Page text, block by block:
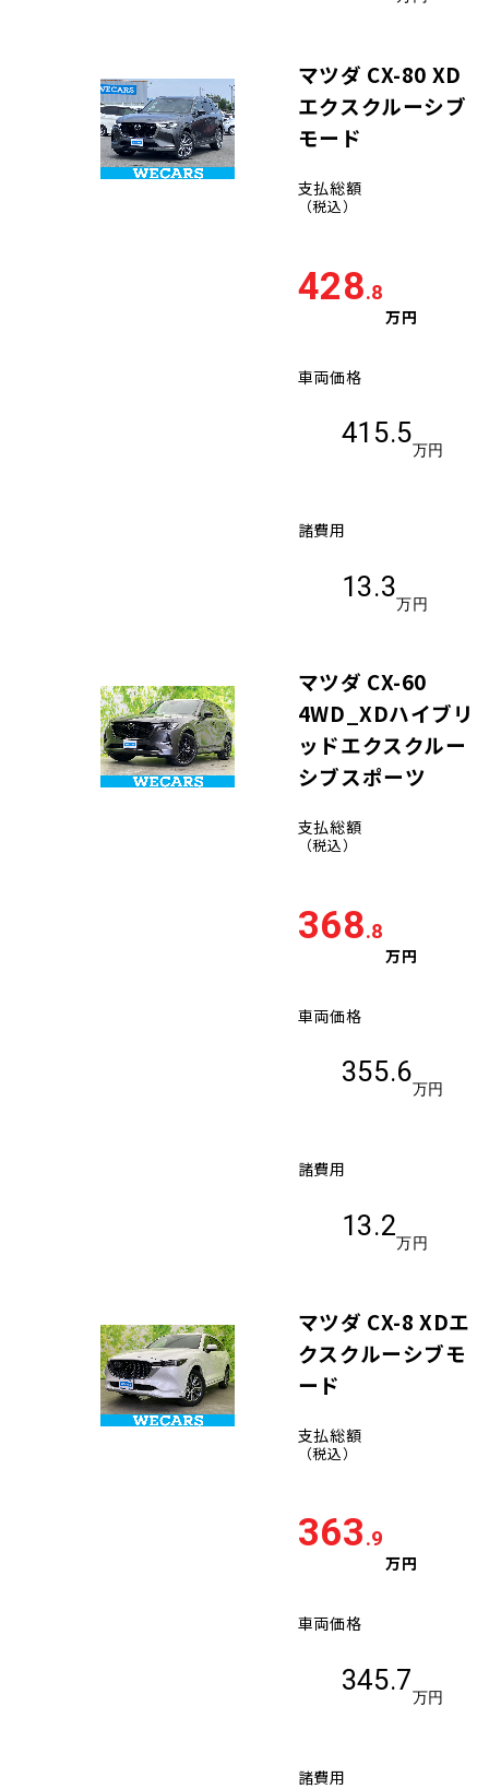
マツダ CX-80 XD
エクスクルーシブ
モード
支払総額
（税込）
428.8
万円
車両価格
415.5
万円
諸費用
13.3
万円
マツダ CX-60
4WD_XDハイブリ
ッドエクスクルー
シブスポーツ
支払総額
（税込）
368.8
万円
車両価格
355.6
万円
諸費用
13.2
万円
マツダ CX-8 XDエ
クスクルーシブモ
ード
支払総額
（税込）
363.9
万円
車両価格
345.7
万円
諸費用